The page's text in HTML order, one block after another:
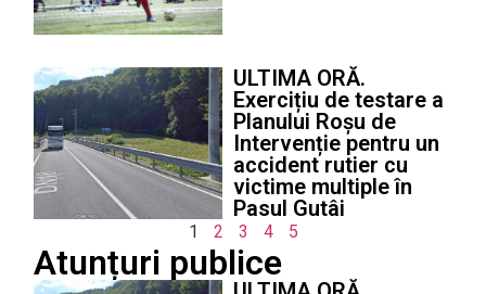
ULTIMA ORĂ.
Exercițiu de testare a
Planului Roșu de
Intervenție pentru un
accident rutier cu
victime multiple în
Pasul Gutâi
1 2 3 4 5
Atunțuri publice